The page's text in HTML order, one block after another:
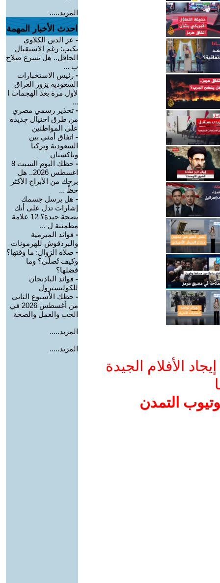
الأفلام الجيدة
التمدن
المزيد.....
احدث الأخبار المهمة
- عز الدين الكلاوي
يكتب: رغم الاستقبال
الحافل.. هل تسرع صلاح
ب ...
- رئيس الاستخبارات
السعودية يزور العراق
لأول مرة بعد الهجمات ا
...
- تحذير رسمي مصري
من طرق احتيال جديدة
على المواطنين
- اتفاق أمني بين
السعودية وتركيا
وباكستان
-
حظك اليوم السبت 8
اغسطس 2026.. هل
برجك من الأبراج الأكثر
حظً ...
- هل يرسل جسمك
إشارات تدل على أنك
بصحة جيدة؟ 12 علامة
مطمئنة ل ...
- فوائد الميرمية
والبردقوش للهرمونات
- صلاة الزوال: ما وقتها؟
وكيف تُصلّى؟ وما
فضلها؟
- فوائد الباذنجان
للكوليسترول
- حظك الأسبوع الثاني
من أغسطس 2026 في
الحب والعمل والصحة
المزيد.....
المزيد.....